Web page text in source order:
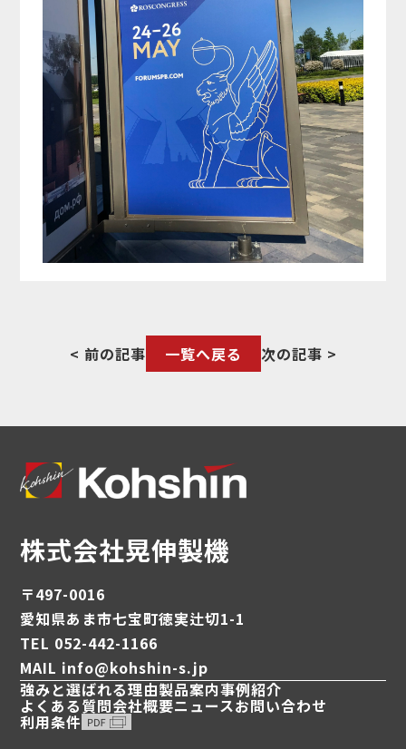
< 前の記事 一覧へ戻る 次の記事 >
株式会社晃伸製機
〒497-0016
愛知県あま市七宝町徳実辻切1-1
TEL 052-442-1166
MAIL info@kohshin-s.jp
強みと選ばれる理由製品案内事例紹介
よくある質問会社概要ニュースお問い合わせ
利用条件